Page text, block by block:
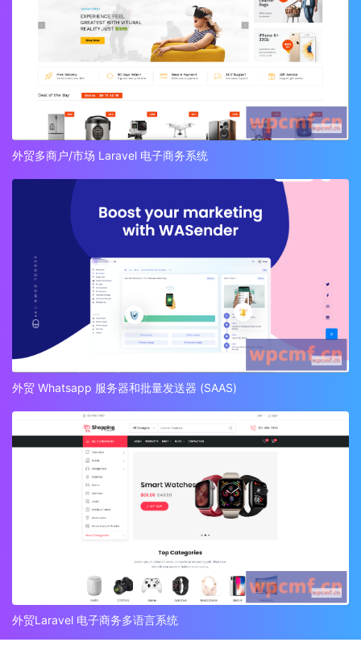
外贸多商户/市场 Laravel 电子商务系统
外贸 Whatsapp 服务器和批量发送器 (SAAS)
外贸Laravel 电子商务多语言系统